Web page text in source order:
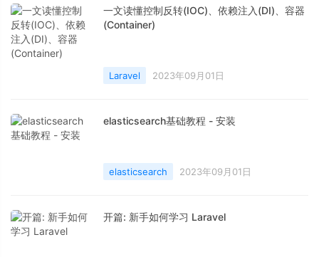
一文读懂控制反转(IOC)、依赖注入(DI)、容器
(Container)
Laravel 2023年09月01日
elasticsearch基础教程 - 安装
elasticsearch 2023年09月01日
开篇: 新手如何学习 Laravel